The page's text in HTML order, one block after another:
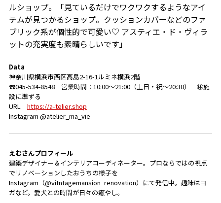
ルショップ。「見ているだけでワクワクするようなアイ
テムが見つかるショップ。クッションカバーなどのファ
ブリック系が個性的で可愛い♡ アスティエ・ド・ヴィラ
ットの充実度も素晴らしいです」
Data
神奈川県横浜市西区高島2-16-1ルミネ横浜2階
☎045-534-8548 営業時間： 10:00〜21:00（土日・祝〜20:30） ㊡施
設に準ずる
URL https://a-telier.shop
Instagram @atelier_ma_vie
えむさんプロフィール
建築デザイナー＆インテリアコーディネーター。プロならではの視点
でリノベーションしたおうちの様子を
Instagram（@vitntagemansion_renovation）にて発信中。趣味はヨ
ガなど。愛犬との時間が日々の癒やし。